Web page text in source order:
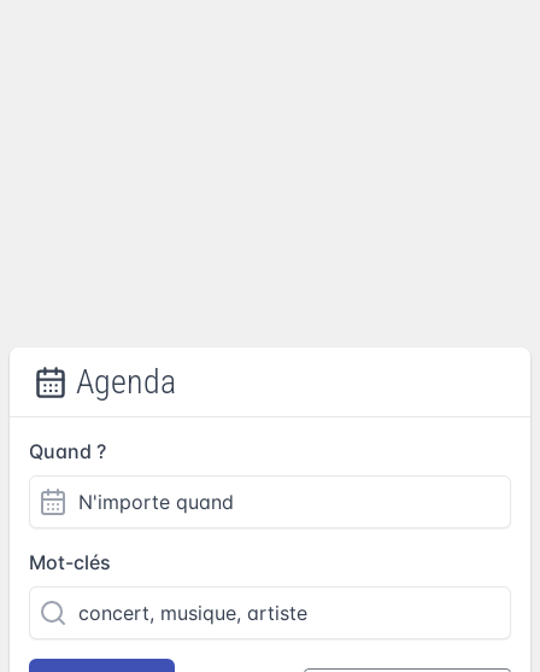
Agenda
Quand ?
Mot-clés